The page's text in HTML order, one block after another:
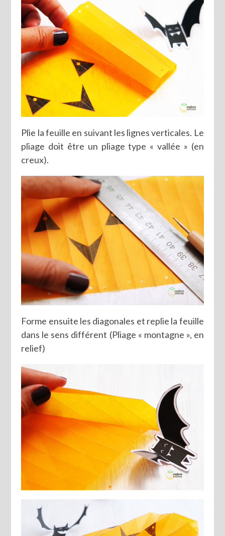
Plie la feuille en suivant les lignes verticales. Le
pliage doit être un pliage type « vallée » (en
creux).
Forme ensuite les diagonales et replie la feuille
dans le sens différent (Pliage « montagne », en
relief)